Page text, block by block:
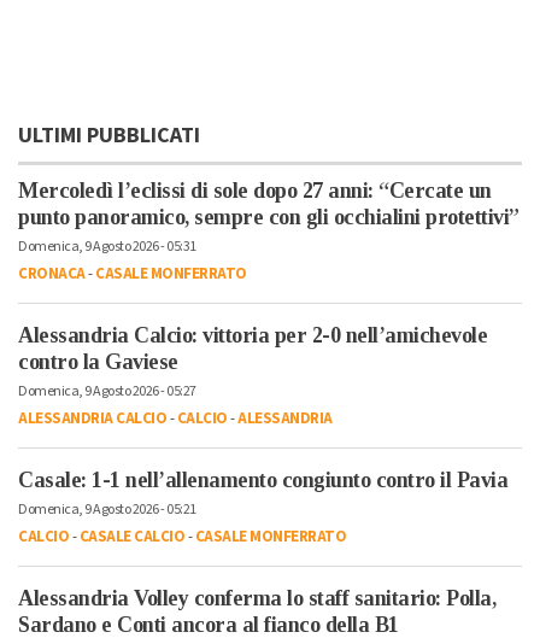
ULTIMI PUBBLICATI
Mercoledì l’eclissi di sole dopo 27 anni: “Cercate un
punto panoramico, sempre con gli occhialini protettivi”
Domenica, 9 Agosto 2026 - 05:31
CRONACA-CASALE MONFERRATO
Alessandria Calcio: vittoria per 2-0 nell’amichevole
contro la Gaviese
Domenica, 9 Agosto 2026 - 05:27
ALESSANDRIA CALCIO-CALCIO-ALESSANDRIA
Casale: 1-1 nell’allenamento congiunto contro il Pavia
Domenica, 9 Agosto 2026 - 05:21
CALCIO-CASALE CALCIO-CASALE MONFERRATO
Alessandria Volley conferma lo staff sanitario: Polla,
Sardano e Conti ancora al fianco della B1